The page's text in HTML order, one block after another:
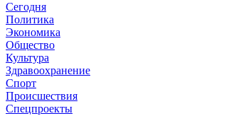
Сегодня
Политика
Экономика
Общество
Культура
Здравоохранение
Спорт
Происшествия
Спецпроекты